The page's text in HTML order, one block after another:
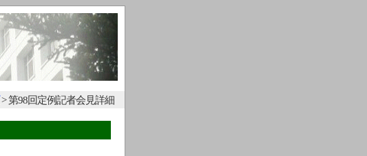
第98回定例記者会見詳細